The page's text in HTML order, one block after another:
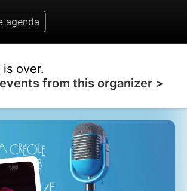
agenda
over.
from this organizer >